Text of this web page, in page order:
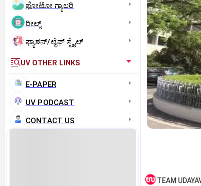
ಫೋಟೋ ಗ್ಯಾಲರಿ
ರೀಲ್ಸ್
ಫ್ಯಾಶನ್/ಲೈಫ್‌ ಸ್ಟೈಲ್
UV OTHER LINKS
E-PAPER
UV PODCAST
CONTACT US
TEAM